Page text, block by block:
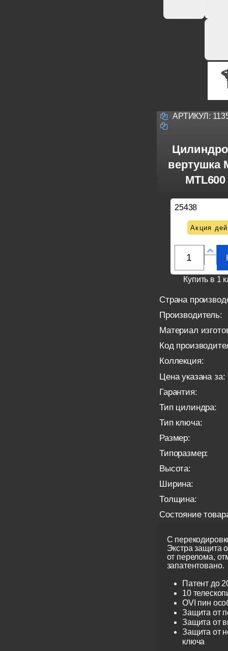
АРТИКУЛ:
вертушка
25438
Акция
Купить в 1
Страна
Производитель:
Материал
Код
Коллекция:
Цена указана за:
Гарантия:
Тип цилиндра:
Тип ключа:
Размер:
Типоразмер:
Высота:
Ширина:
Толщина:
Состояние
С
Экстра защита
от перелома,
запатентовано.
Патент до
10
OVI пин
Защита от
Защита от
Защита от
ключа